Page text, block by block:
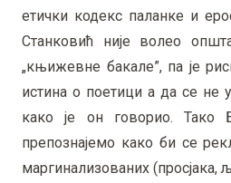
етички кодекс паланке и
Станковић није волео
„књижевне бакале”, па је
истина о поетици а да се не
како је он говорио. Тако
препознајемо како би се
маргинализованих (просјака,